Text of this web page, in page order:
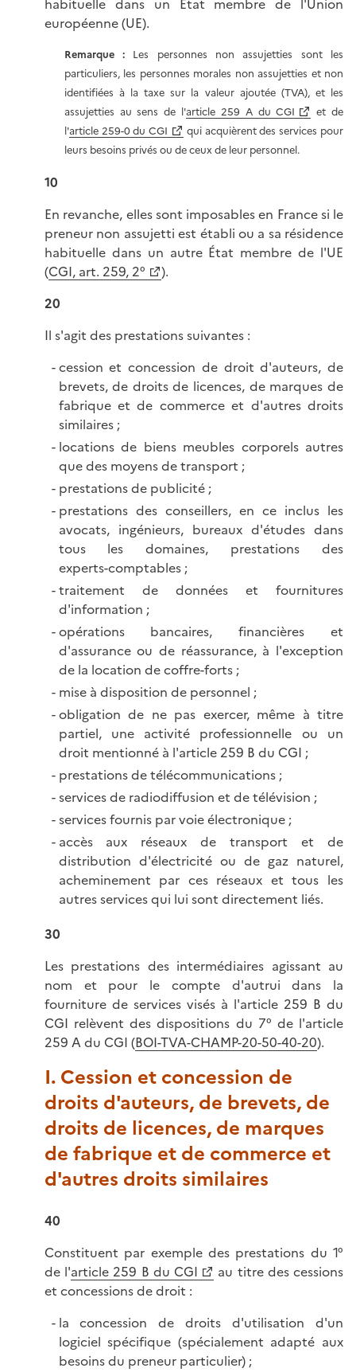
habituelle dans un État membre de l'Union
européenne (UE).
Remarque : Les personnes non assujetties sont les
particuliers, les personnes morales non assujetties et non
identifiées à la taxe sur la valeur ajoutée (TVA), et les
assujetties au sens de l'article 259 A du CGI
et de
l'article 259-0 du CGI
qui acquièrent des services pour
leurs besoins privés ou de ceux de leur personnel.
10
En revanche, elles sont imposables en France si le
preneur non assujetti est établi ou a sa résidence
habituelle dans un autre État membre de l'UE
(CGI, art. 259, 2°
).
20
Il s'agit des prestations suivantes :
cession et concession de droit d'auteurs, de
brevets, de droits de licences, de marques de
fabrique et de commerce et d'autres droits
similaires ;
locations de biens meubles corporels autres
que des moyens de transport ;
prestations de publicité ;
prestations des conseillers, en ce inclus les
avocats, ingénieurs, bureaux d'études dans
tous les domaines, prestations des
experts-comptables ;
traitement de données et fournitures
d'information ;
opérations bancaires, financières et
d'assurance ou de réassurance, à l'exception
de la location de coffre-forts ;
mise à disposition de personnel ;
obligation de ne pas exercer, même à titre
partiel, une activité professionnelle ou un
droit mentionné à l'article 259 B du CGI ;
prestations de télécommunications ;
services de radiodiffusion et de télévision ;
services fournis par voie électronique ;
accès aux réseaux de transport et de
distribution d'électricité ou de gaz naturel,
acheminement par ces réseaux et tous les
autres services qui lui sont directement liés.
30
Les prestations des intermédiaires agissant au
nom et pour le compte d'autrui dans la
fourniture de services visés à l'article 259 B du
CGI relèvent des dispositions du 7° de l'article
259 A du CGI (BOI-TVA-CHAMP-20-50-40-20).
I. Cession et concession de
droits d'auteurs, de brevets, de
droits de licences, de marques
de fabrique et de commerce et
d'autres droits similaires
40
Constituent par exemple des prestations du 1°
de l'article 259 B du CGI
au titre des cessions
et concessions de droit :
la concession de droits d'utilisation d'un
logiciel spécifique (spécialement adapté aux
besoins du preneur particulier) ;